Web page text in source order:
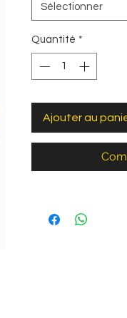
Sélectionner
Quantité *
Ajouter au